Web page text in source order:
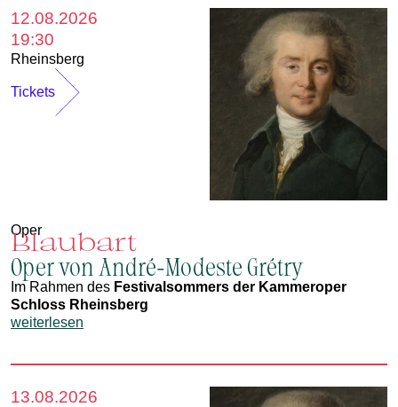
12.08.2026
19:30
Rheinsberg
Tickets
Oper
Blaubart
Oper von André-Modeste Grétry
Im Rahmen des Festivalsommers der Kammeroper
Schloss Rheinsberg
weiterlesen
13.08.2026